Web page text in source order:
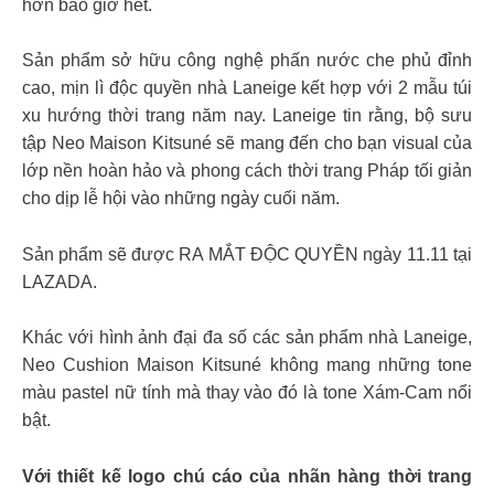
hơn bao giờ hết.
Sản phẩm sở hữu công nghệ phấn nước che phủ đỉnh
cao, mịn lì độc quyền nhà Laneige kết hợp với 2 mẫu túi
xu hướng thời trang năm nay. Laneige tin rằng, bộ sưu
tập Neo Maison Kitsuné sẽ mang đến cho bạn visual của
lớp nền hoàn hảo và phong cách thời trang Pháp tối giản
cho dịp lễ hội vào những ngày cuối năm.
Sản phẩm sẽ được RA MẮT ĐỘC QUYỀN ngày 11.11 tại
LAZADA.
Khác với hình ảnh đại đa số các sản phẩm nhà Laneige,
Neo Cushion Maison Kitsuné không mang những tone
màu pastel nữ tính mà thay vào đó là tone Xám-Cam nổi
bật.
Với thiết kế logo chú cáo của nhãn hàng thời trang